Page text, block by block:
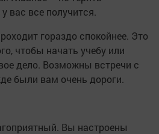
вас все получится.
гораздо спокойнее. Это
чтобы начать учебу или
дело. Возможны встречи с
были вам очень дороги.
Вы настроены